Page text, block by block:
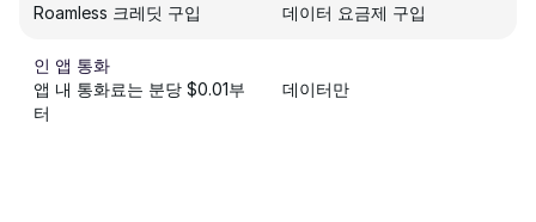
Roamless 크레딧 구입
데이터 요금제 구입
인 앱 통화
앱 내 통화료는 분당 $0.01부
터
데이터만